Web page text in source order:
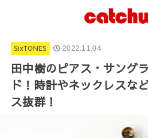
SixTONES 2022.11.04
田中樹のピアス・サング
ド！時計やネックレスな
ス抜群！